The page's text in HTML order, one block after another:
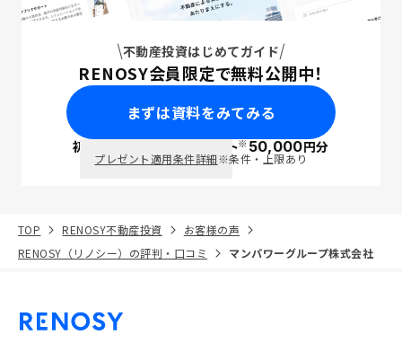
不動産投資はじめてガイド
RENOSY会員限定で無料公開中！
まずは資料をみてみる
初回面談で ポイント※50,000円分
プレゼント適用条件詳細※条件・上限あり
TOP RENOSY不動産投資
お客様の声
RENOSY（リノシー）の評判・口コミ
マンパワーグループ株式会社